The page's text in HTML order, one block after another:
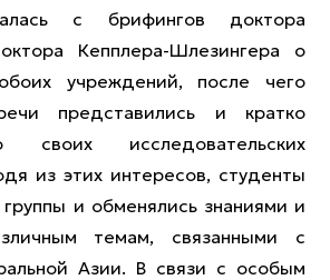
с брифингов доктора
Кепплера-Шлезингера о
учреждений, после чего
представились и кратко
своих исследовательских
из этих интересов, студенты
и обменялись знаниями и
темам, связанными с
Азии. В связи с особым